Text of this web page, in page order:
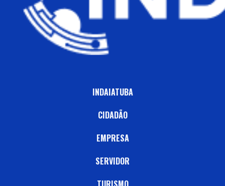
INDAIATUBA
CIDADÃO
EMPRESA
SERVIDOR